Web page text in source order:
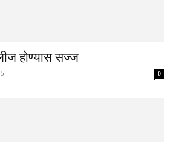
होण्यास सज्ज
0